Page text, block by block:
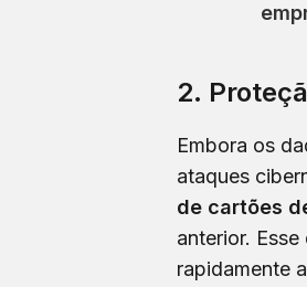
2.
Embora os
ataques
de cartões
anterior.
rapidamente